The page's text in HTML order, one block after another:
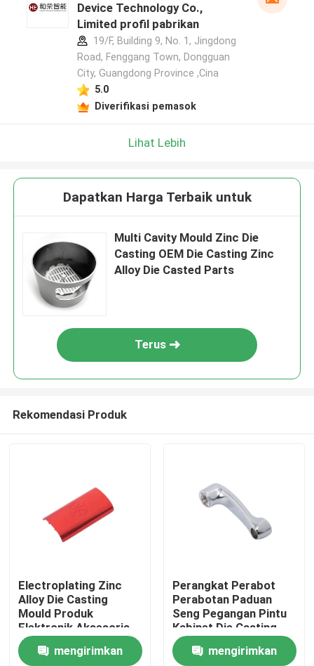
Rumah
Device Technology Co.,
Limited profil pabrikan
19/F, Building 9, No. 1, Jingdong
Road, Fenggang Town, Dongguan
City, Guangdong Province ,Cina
5.0
Diverifikasi pemasok
Lihat Lebih
Dapatkan Harga Terbaik untuk
Multi Cavity Mould Zinc Die
Casting OEM Die Casting Zinc
Alloy Die Casted Parts
Terus
Rekomendasi Produk
Electroplating Zinc
Alloy Die Casting
Mould Produk
Elektronik Aksesoris
Shell
mengirimkan
Perangkat Perabot
Perabotan Paduan
Seng Pegangan Pintu
Kabinet Die Casting
mengirimkan